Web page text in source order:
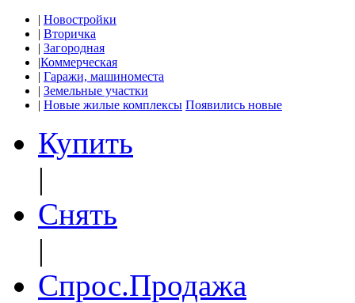
| Новостройки
| Вторичка
| Загородная
|Коммерческая
| Гаражи, машиноместа
| Земельные участки
| Новые жилые комплексы Появились новые
Купить
|
Снять
|
Спрос.Продажа